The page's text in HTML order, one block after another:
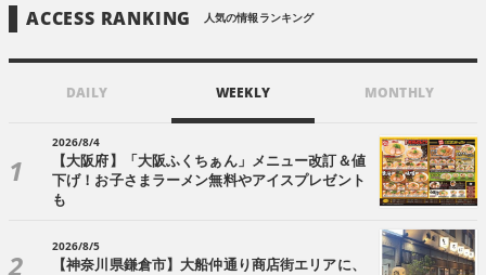
ACCESS RANKING 人気の情報ランキング
DAILY WEEKLY MONTHLY
2026/8/4
【大阪府】「大阪ふくちぁん」メニュー改訂＆値
下げ！お子さまラーメン無料やアイスプレゼント
も
2026/8/5
【神奈川県鎌倉市】大船仲通り商店街エリアに、